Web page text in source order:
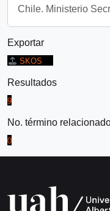
Chile. Ministerio
Exportar
SKOS
Resultados
9
No. término
0